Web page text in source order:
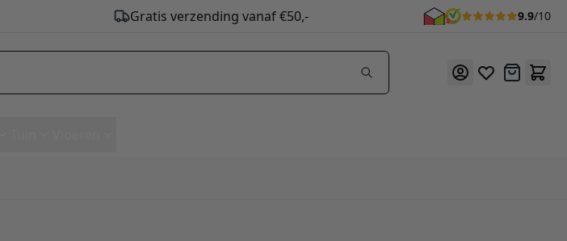
Gratis verzending vanaf €50,- 9.9/10
Offerte